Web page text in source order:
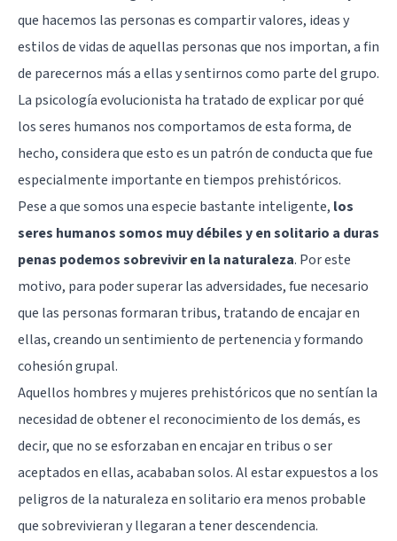
que hacemos las personas es compartir valores, ideas y
estilos de vidas de aquellas personas que nos importan, a fin
de parecernos más a ellas y sentirnos como parte del grupo.
La psicología evolucionista ha tratado de explicar por qué
los seres humanos nos comportamos de esta forma, de
hecho, considera que esto es un patrón de conducta que fue
especialmente importante en tiempos prehistóricos.
Pese a que somos una especie bastante inteligente, los
seres humanos somos muy débiles y en solitario a duras
penas podemos sobrevivir en la naturaleza. Por este
motivo, para poder superar las adversidades, fue necesario
que las personas formaran tribus, tratando de encajar en
ellas, creando un sentimiento de pertenencia y formando
cohesión grupal.
Aquellos hombres y mujeres prehistóricos que no sentían la
necesidad de obtener el reconocimiento de los demás, es
decir, que no se esforzaban en encajar en tribus o ser
aceptados en ellas, acababan solos. Al estar expuestos a los
peligros de la naturaleza en solitario era menos probable
que sobrevivieran y llegaran a tener descendencia.